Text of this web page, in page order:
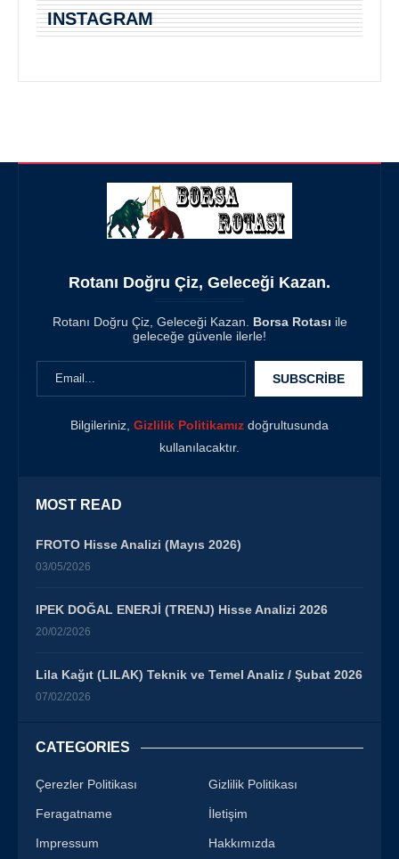
INSTAGRAM
CATEGORIES
Çerezler Politikası Gizlilik Politikası
Feragatname İletişim
Impressum Hakkımızda
Rotanı Doğru Çiz, Geleceği Kazan.
Rotanı Doğru Çiz, Geleceği Kazan. Borsa Rotası ile
geleceğe güvenle ilerle!
Bilgileriniz, Gizlilik Politikamız doğrultusunda
kullanılacaktır.
MOST READ
FROTO Hisse Analizi (Mayıs 2026)
03/05/2026
IPEK DOĞAL ENERJİ (TRENJ) Hisse Analizi 2026
20/02/2026
Lila Kağıt (LILAK) Teknik ve Temel Analiz / Şubat 2026
07/02/2026